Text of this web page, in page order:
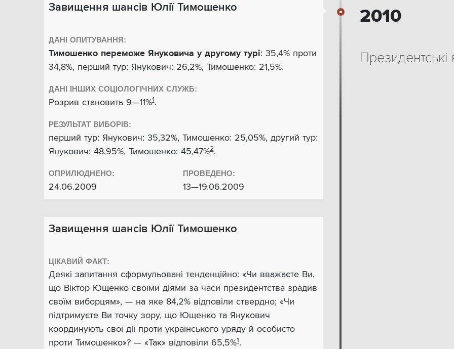
2010
Завищення шансів Юлії Тимошенко
ДАНІ ОПИТУВАННЯ:
Тимошенко переможе Януковича у другому турі: 35,4% проти
34,8%, перший тур: Янукович: 26,2%, Тимошенко: 21,5%.
ДАНІ ІНШИХ СОЦІОЛОГІЧНИХ СЛУЖБ:
Розрив становить 9—11%1.
РЕЗУЛЬТАТ ВИБОРІВ:
перший тур: Янукович: 35,32%, Тимошенко: 25,05%, другий тур:
Янукович: 48,95%, Тимошенко: 45,47%2.
ОПРИЛЮДНЕНО:
24.06.2009
ПРОВЕДЕНО:
13—19.06.2009
Завищення шансів Юлії Тимошенко
ЦІКАВИЙ ФАКТ:
Деякі запитання сформульовані тенденційно: «Чи вважаєте Ви,
що Віктор Ющенко своїми діями за часи президентства зрадив
своїм виборцям», — на яке 84,2% відповіли ствердно; «Чи
підтримуєте Ви точку зору, що Ющенко та Янукович
координують свої дії проти українського уряду й особисто
проти Тимошенко»? — «Так» відповіли 65,5%1.